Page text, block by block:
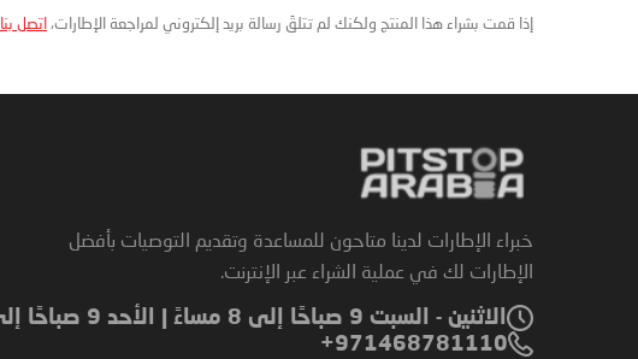
إذا قمت بشراء هذا المنتج ولكنك لم تتلقَ رسالة بريد إلكتروني لمراجعة الإطارات، اتصل بنا
خبراء الإطارات لدينا متاحون للمساعدة وتقديم التوصيات بأفضل
الإطارات لك في عملية الشراء عبر الإنترنت.
الاثنين - السبت 9 صباحًا إلى 8 مساءً | الأحد 9 صباحًا إلى 6 مساءً
971468781110+